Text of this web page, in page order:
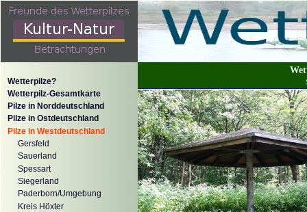
Wetterpilze?
Wetterpilz-Gesamtkarte
Pilze in Norddeutschland
Pilze in Ostdeutschland
Pilze in Westdeutschland
Gersfeld
Sauerland
Spessart
Siegerland
Paderborn/Umgebung
Kreis Höxter